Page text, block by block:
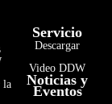
la
Servicio
Descargar
Video DDW
Noticias y
Eventos